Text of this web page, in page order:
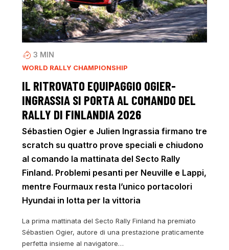
3 MIN
WORLD RALLY CHAMPIONSHIP
IL RITROVATO EQUIPAGGIO OGIER-
INGRASSIA SI PORTA AL COMANDO DEL
RALLY DI FINLANDIA 2026
Sébastien Ogier e Julien Ingrassia firmano tre
scratch su quattro prove speciali e chiudono
al comando la mattinata del Secto Rally
Finland. Problemi pesanti per Neuville e Lappi,
mentre Fourmaux resta l’unico portacolori
Hyundai in lotta per la vittoria
La prima mattinata del Secto Rally Finland ha premiato
Sébastien Ogier, autore di una prestazione praticamente
perfetta insieme al navigatore…